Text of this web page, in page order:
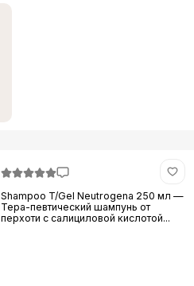
Shampoo T/Gel Neutrogena 250 мл —
Тера-певтический шампунь от
перхоти с салициловой кислотой...